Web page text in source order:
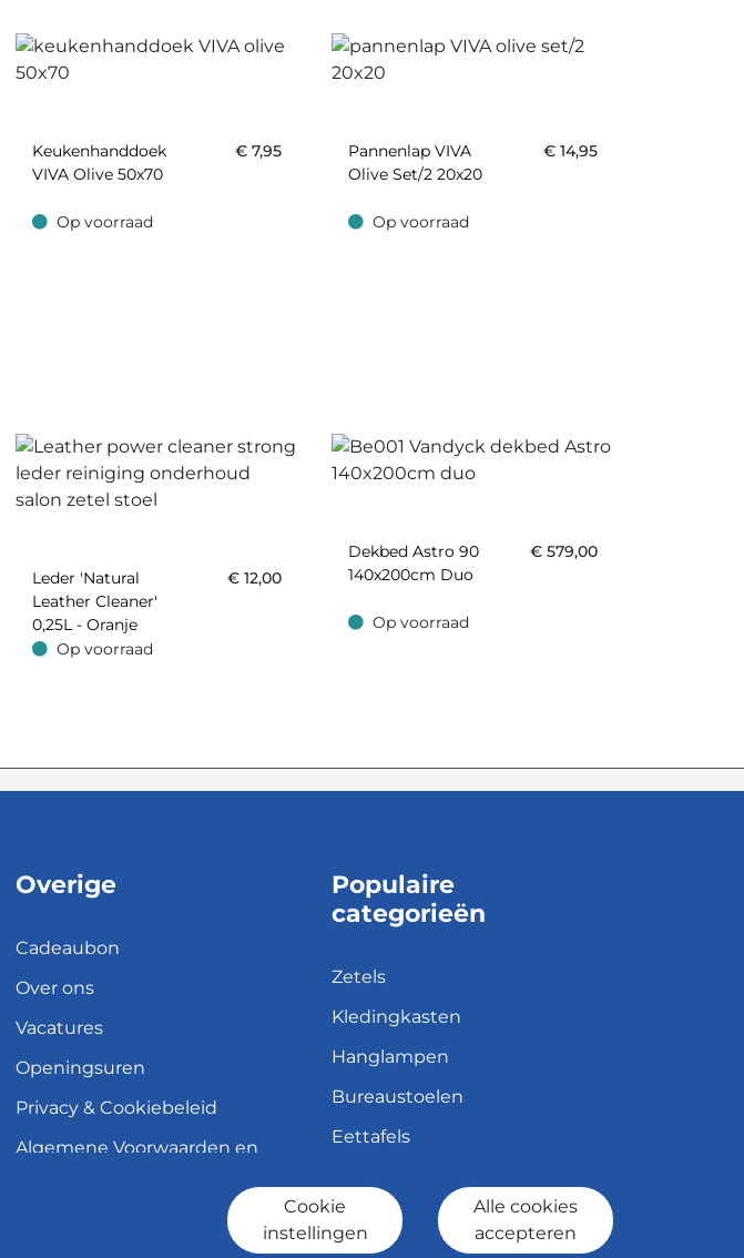
Keukenhanddoek
VIVA Olive 50x70
€ 7,95
Op voorraad
Op voorraad
Pannenlap VIVA
Olive Set/2 20x20
€ 14,95
Op voorraad
Op voorraad
Leder 'Natural
Leather Cleaner'
0,25L - Oranje
€ 12,00
Op voorraad
Op voorraad
Dekbed Astro 90
140x200cm Duo
€ 579,00
Op voorraad
Op voorraad
Overige
Cadeaubon
Over ons
Vacatures
Openingsuren
Privacy & Cookiebeleid
Algemene Voorwaarden en
Verzend- en leveringsbeleid
Populaire
categorieën
Zetels
Kledingkasten
Hanglampen
Bureaustoelen
Eettafels
Cookie
instellingen
Alle cookies
accepteren